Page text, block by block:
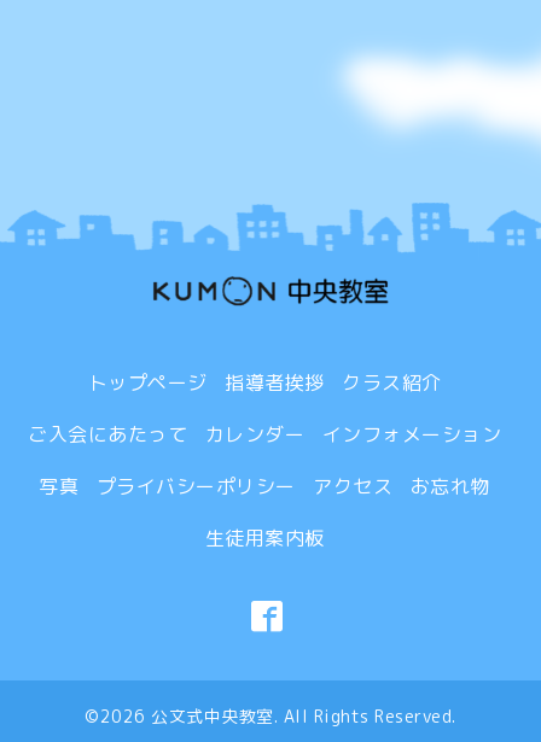
トップページ 指導者挨拶
クラス紹介
ご入会にあたって
カレンダー
インフォメーション
写真
プライバシーポリシー アクセス
お忘れ物
生徒用案内板
©2026 公文式中央教室. All Rights Reserved.